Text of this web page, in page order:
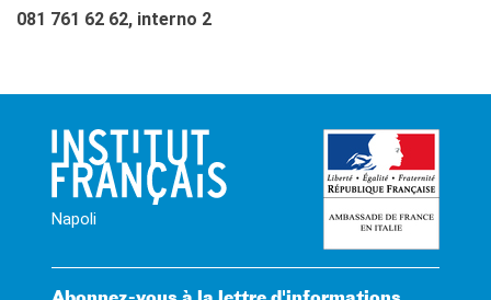
081 761 62 62, interno 2
Napoli